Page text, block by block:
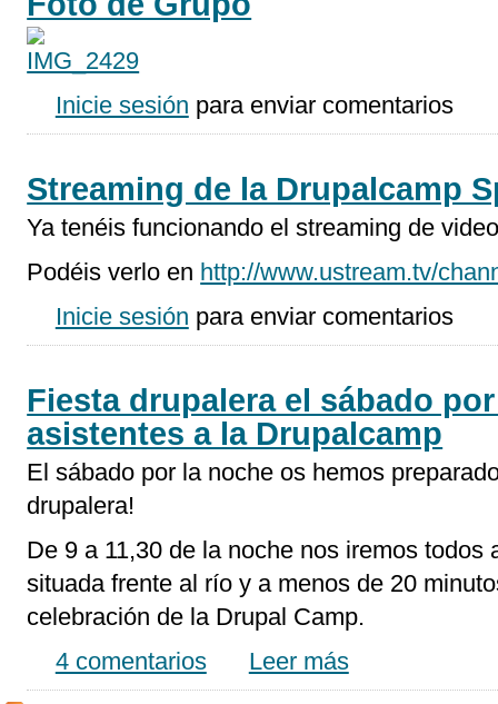
Inicie sesión para enviar comentarios
Streaming de la Drupalcamp
Ya tenéis funcionando el streaming de
Podéis verlo en http://www.ustream.tv/
Inicie sesión para enviar comentarios
Fiesta drupalera el sábado
asistentes a la Drupalcamp
El sábado por la noche os hemos
drupalera!
De 9 a 11,30 de la noche nos iremos todos
situada frente al río y a menos de 20
celebración de la Drupal Camp.
4 comentarios
Leer más